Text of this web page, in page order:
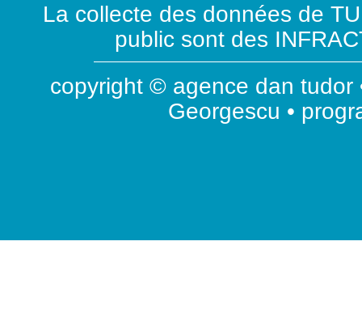
La collecte des données de
public sont des
copyright © agence dan tudor
Georgescu •